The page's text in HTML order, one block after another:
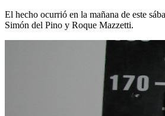
El hecho ocurrió en la mañana de este
Simón del Pino y Roque Mazzetti.